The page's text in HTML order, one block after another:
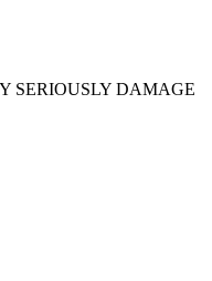
SERIOUSLY DAMAGE